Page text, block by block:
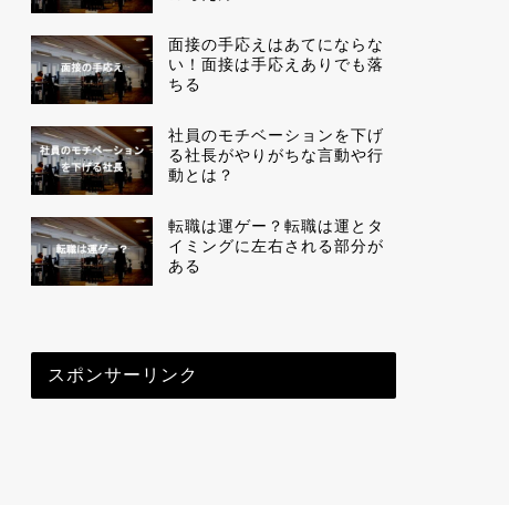
面接の手応えはあてにならな
い！面接は手応えありでも落
ちる
社員のモチベーションを下げ
る社長がやりがちな言動や行
動とは？
転職は運ゲー？転職は運とタ
イミングに左右される部分が
ある
スポンサーリンク